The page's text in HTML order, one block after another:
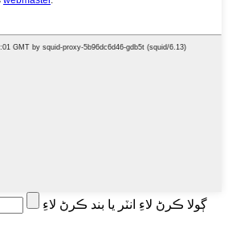
ڳولا ڪرڻ لاءِ انٽر يا بند ڪرڻ لاءِ